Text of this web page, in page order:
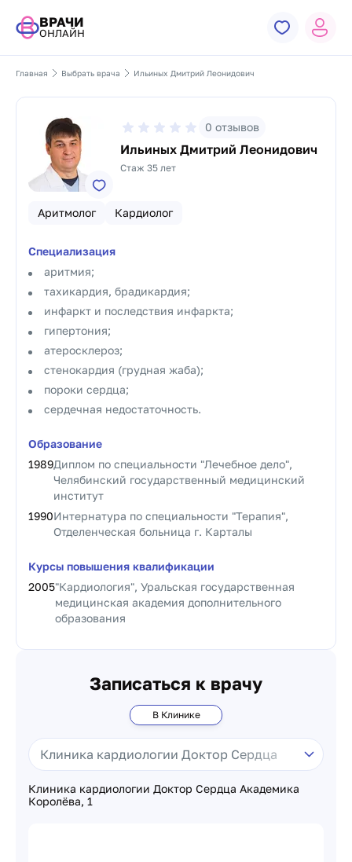
ВРАЧИ
ОНЛАЙН
Главная Выбрать врача Ильиных Дмитрий Леонидович
0 отзывов
Ильиных Дмитрий Леонидович
Стаж 35 лет
Аритмолог Кардиолог
Специализация
аритмия;
тахикардия, брадикардия;
инфаркт и последствия инфаркта;
гипертония;
атеросклероз;
стенокардия (грудная жаба);
пороки сердца;
сердечная недостаточность.
Образование
1989Диплом по специальности "Лечебное дело",
Челябинский государственный медицинский
институт
1990Интернатура по специальности "Терапия",
Отделенческая больница г. Карталы
Курсы повышения квалификации
2005"Кардиология", Уральская государственная
медицинская академия дополнительного
образования
Записаться к врачу
В Клинике
Клиника кардиологии Доктор Сердца Академика
Королёва, 1